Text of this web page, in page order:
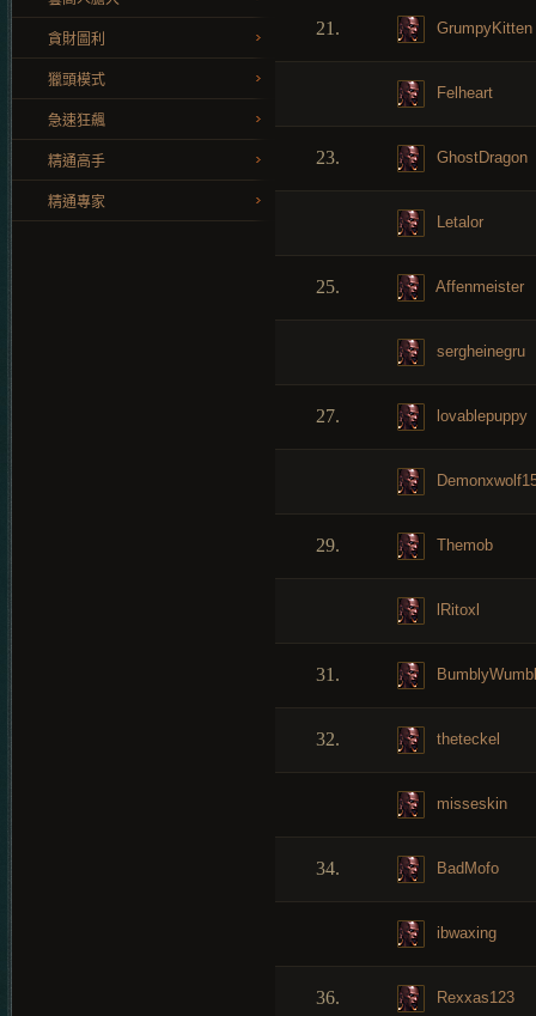
貪財圖利
獵頭模式
急速狂飆
精通高手
精通專家
21. GrumpyKitten
Felheart
23. GhostDragon
Letalor
25. Affenmeister
sergheinegru
27. lovablepuppy
29. Themob
lRitoxl
31.
32. theteckel
misseskin
34. BadMofo
ibwaxing
36. Rexxas123